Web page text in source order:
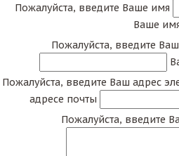
Пожалуйста, введите Ваше имя
Ваше
Пожалуйста, введите
Пожалуйста, введите Ваш адрес
адресе почты
Пожалуйста, введите